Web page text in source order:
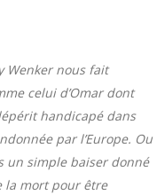
Wenker nous fait
celui d’Omar dont
handicapé dans
par l’Europe. Ou
un simple baiser donné
la mort pour être